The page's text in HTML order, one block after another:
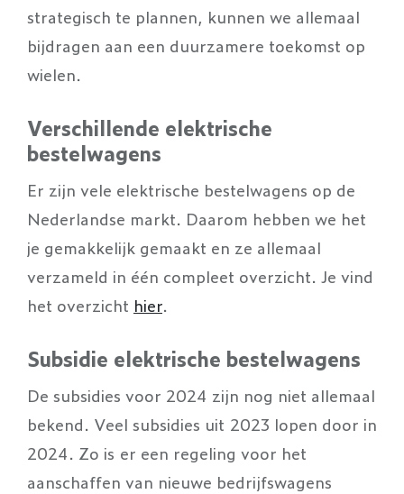
strategisch te plannen, kunnen we allemaal
bijdragen aan een duurzamere toekomst op
wielen.
Verschillende elektrische
bestelwagens
Er zijn vele elektrische bestelwagens op de
Nederlandse markt. Daarom hebben we het
je gemakkelijk gemaakt en ze allemaal
verzameld in één compleet overzicht. Je vind
het overzicht hier.
Subsidie elektrische bestelwagens
De subsidies voor 2024 zijn nog niet allemaal
bekend. Veel subsidies uit 2023 lopen door in
2024. Zo is er een regeling voor het
aanschaffen van nieuwe bedrijfswagens